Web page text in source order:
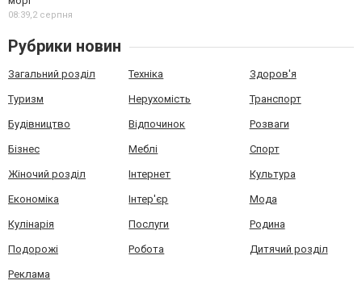
08:39,2 серпня
Рубрики новин
Загальний розділ Техніка Здоров'я
Туризм Нерухомість Транспорт
Будівництво Відпочинок Розваги
Бізнес Меблі Спорт
Жіночий розділ Інтернет Культура
Економіка Інтер'єр Мода
Кулінарія Послуги Родина
Подорожі Робота Дитячий розділ
Реклама